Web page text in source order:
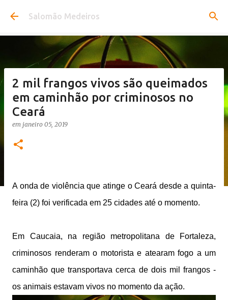
Pular para o conteúdo principal
Salomão Medeiros
2 mil frangos vivos são queimados
em caminhão por criminosos no
Ceará
em janeiro 05, 2019
A onda de violência que atinge o Ceará desde a quinta-
feira (2) foi verificada em 25 cidades até o momento.
Em Caucaia, na região metropolitana de Fortaleza,
criminosos renderam o motorista e atearam fogo a um
caminhão que transportava cerca de dois mil frangos -
os animais estavam vivos no momento da ação.